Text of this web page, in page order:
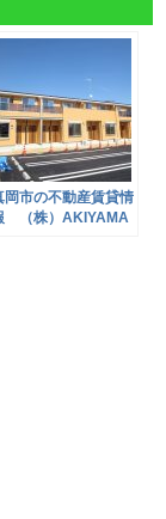
岡市の不動産賃貸情
（株）AKIYAMA